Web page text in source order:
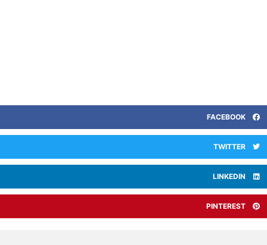
FACEBOOK
TWITTER
LINKEDIN
PINTEREST